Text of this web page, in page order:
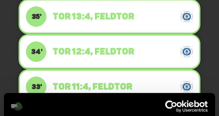
35' TOR 13:4, FELDTOR
34' TOR 12:4, FELDTOR
33' TOR 11:4, FELDTOR